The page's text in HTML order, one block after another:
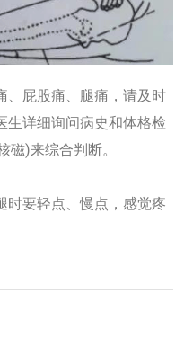
屁股痛、腿痛，请及时
生详细询问病史和体格检
磁)来综合判断。
要轻点、慢点，感觉疼